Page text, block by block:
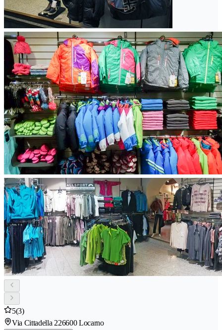
5(3)
Via Cittadella 226600 Locarno